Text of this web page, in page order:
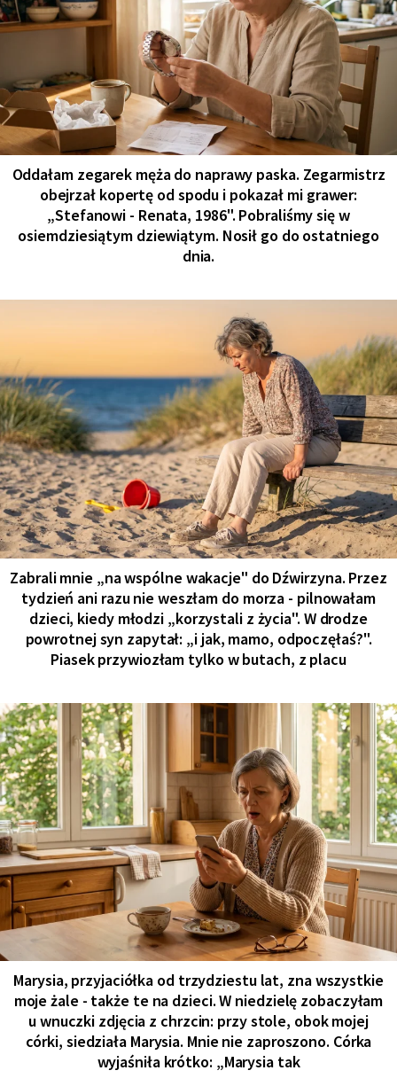
Oddałam zegarek męża do naprawy paska. Zegarmistrz
obejrzał kopertę od spodu i pokazał mi grawer:
„Stefanowi - Renata, 1986". Pobraliśmy się w
osiemdziesiątym dziewiątym. Nosił go do ostatniego
dnia.
Zabrali mnie „na wspólne wakacje" do Dźwirzyna. Przez
tydzień ani razu nie weszłam do morza - pilnowałam
dzieci, kiedy młodzi „korzystali z życia". W drodze
powrotnej syn zapytał: „i jak, mamo, odpoczęłaś?".
Piasek przywiozłam tylko w butach, z placu
Marysia, przyjaciółka od trzydziestu lat, zna wszystkie
moje żale - także te na dzieci. W niedzielę zobaczyłam
u wnuczki zdjęcia z chrzcin: przy stole, obok mojej
córki, siedziała Marysia. Mnie nie zaproszono. Córka
wyjaśniła krótko: „Marysia tak